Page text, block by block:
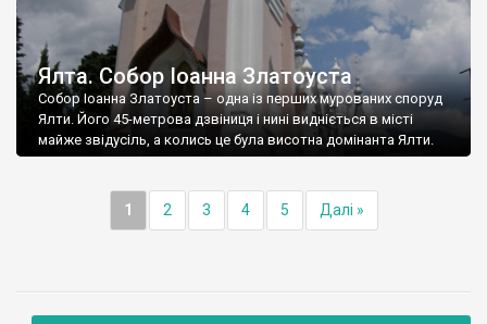
Ялта. Собор Іоанна Златоуста
Собор Іоанна Златоуста – одна із перших мурованих споруд
Ялти. Його 45-метрова дзвіниця і нині видніється в місті
майже звідусіль, а колись це була висотна домінанта Ялти.
1 2 3 4 5 Далі »